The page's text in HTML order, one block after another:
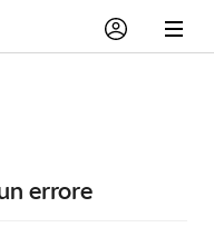
errore